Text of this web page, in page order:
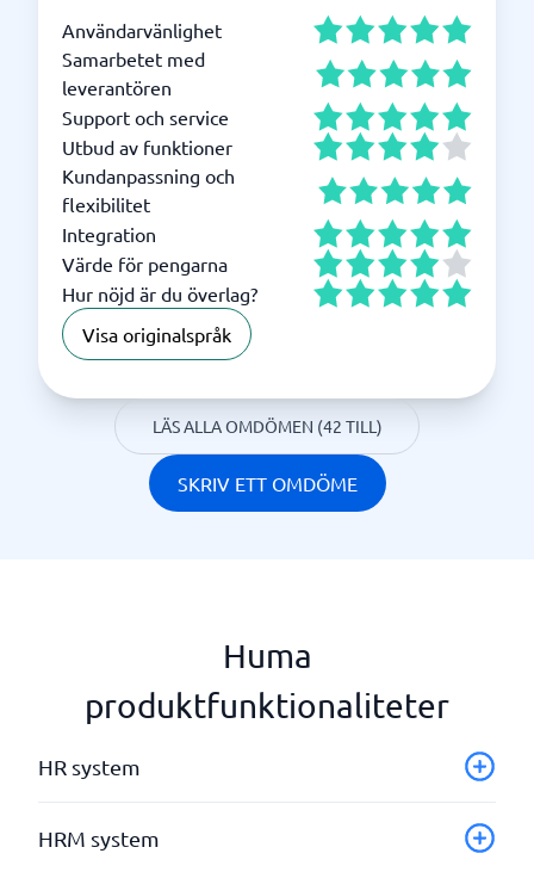
Användarvänlighet
Samarbetet med
leverantören
Support och service
Utbud av funktioner
Kundanpassning och
flexibilitet
Integration
Värde för pengarna
Hur nöjd är du överlag?
Visa originalspråk
LÄS ALLA OMDÖMEN (42 TILL)
SKRIV ETT OMDÖME
Huma
produktfunktionaliteter
HR system
Automatisera workflow
HRM system